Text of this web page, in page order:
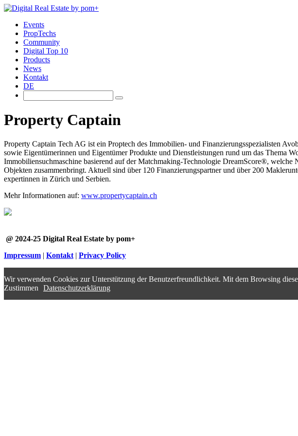
Events
PropTechs
Community
Digital Top 10
Products
News
Kontakt
DE
Property Captain
Property Captain Tech AG ist ein Proptech des Immobilien- und Finanzierungsspezialisten
sowie Eigentümerinnen und Eigentümer Produkte und Dienstleistungen rund um das Thema
Immobiliensuchmaschine basierend auf der Matchmaking-Technologie DreamScore®,
Objekten zusammenbringt. Aktuell sind über 120 Finanzierungspartner und über 200
expertinnen in Zürich und Serbien.
Mehr Informationen auf: www.propertycaptain.ch
@ 2024-25 Digital Real Estate by pom+
Impressum | Kontakt | Privacy Policy
Wir verwenden Cookies zur Unterstützung der Benutzerfreundlichkeit. Mit dem Browsing
Zustimmen
Datenschutzerklärung